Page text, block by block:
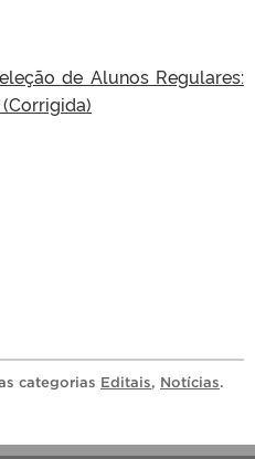
de Alunos Regulares:
categorias Editais, Notícias.